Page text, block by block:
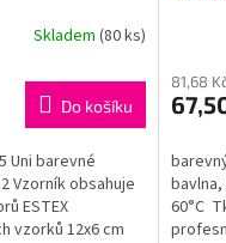
A
Skladem (80 ks)
Do košíku
Uni barevné
Vzorník obsahuje
ESTEX
vzorků 12x6 cm
81,68
60°C